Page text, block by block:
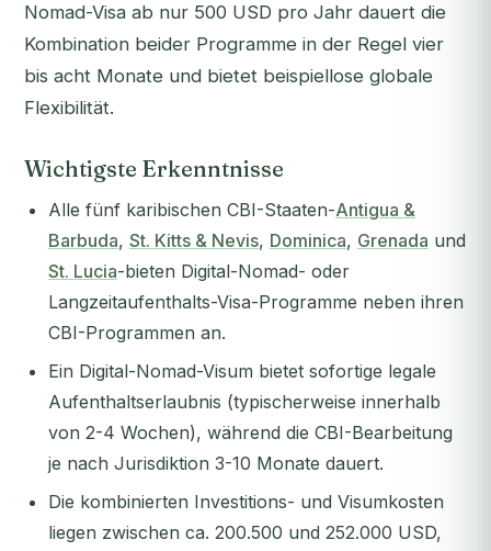
Nomad-Visa ab nur 500 USD pro Jahr dauert die
Kombination beider Programme in der Regel vier
bis acht Monate und bietet beispiellose globale
Flexibilität.
Wichtigste Erkenntnisse
Alle fünf karibischen CBI-Staaten-Antigua &
Barbuda, St. Kitts & Nevis, Dominica, Grenada und
St. Lucia-bieten Digital-Nomad- oder
Langzeitaufenthalts-Visa-Programme neben ihren
CBI-Programmen an.
Ein Digital-Nomad-Visum bietet sofortige legale
Aufenthaltserlaubnis (typischerweise innerhalb
von 2-4 Wochen), während die CBI-Bearbeitung
je nach Jurisdiktion 3-10 Monate dauert.
Die kombinierten Investitions- und Visumkosten
liegen zwischen ca. 200.500 und 252.000 USD,